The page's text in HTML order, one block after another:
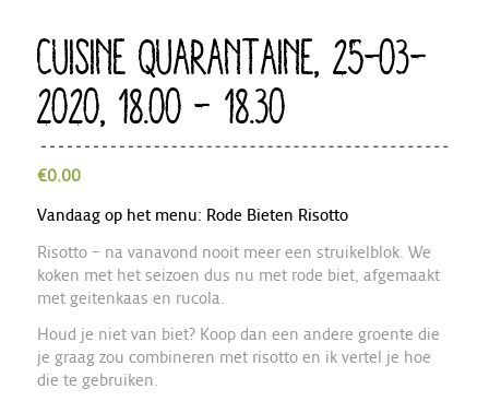
CUISINE QUARANTAINE, 25-03-
2020, 18.00 – 18.30
€0.00
Vandaag op het menu: Rode Bieten Risotto
Risotto – na vanavond nooit meer een struikelblok. We
koken met het seizoen dus nu met rode biet, afgemaakt
met geitenkaas en rucola.
Houd je niet van biet? Koop dan een andere groente die
je graag zou combineren met risotto en ik vertel je hoe
die te gebruiken.